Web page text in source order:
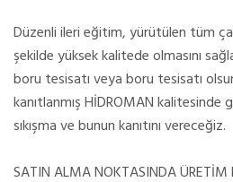
Düzenli ileri eğitim, yürütülen tüm
şekilde yüksek kalitede olmasını
boru tesisatı veya boru tesisatı
kanıtlanmış HİDROMAN kalitesinde
sıkışma ve bunun kanıtını vereceğiz.
SATIN ALMA NOKTASINDA ÜRETİM